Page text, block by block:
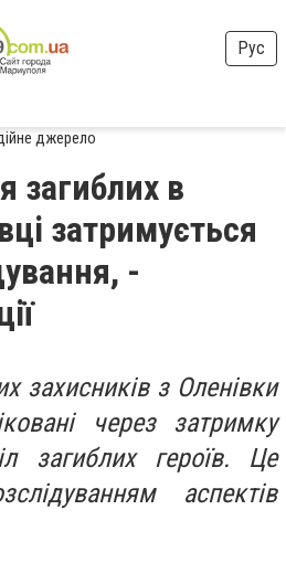
Рус
джерело
загиблих в
затримується
-
захисників з Оленівки
через затримку
загиблих героїв. Це
аспектів